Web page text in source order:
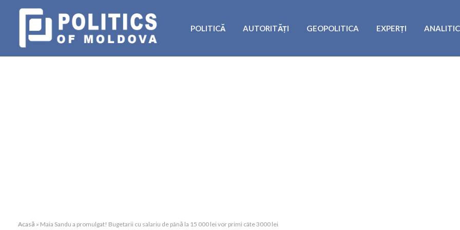
POLITICĂ AUTORITĂȚI GEOPOLITICA EXPERȚI
Acasă » Maia Sandu a promulgat! Bugetarii cu salariu de până la 15 000 lei vor primi câte 3000 lei